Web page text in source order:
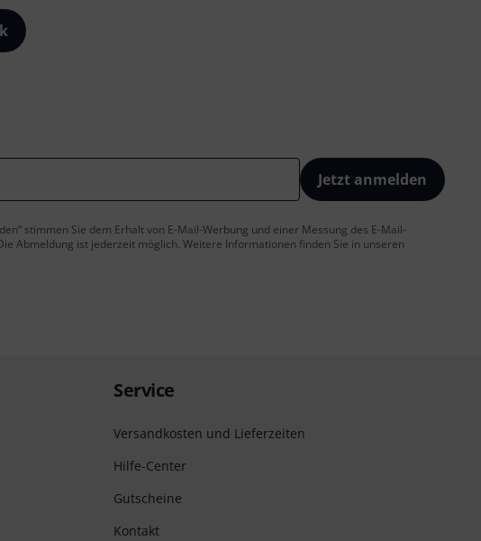
Jetzt anmelden
stimmen Sie dem Erhalt von E-Mail-Werbung und einer Messung des E-Mail-
Abmeldung ist jederzeit möglich. Weitere Informationen finden Sie in unseren
Service
Versandkosten und Lieferzeiten
Hilfe-Center
Gutscheine
Kontakt